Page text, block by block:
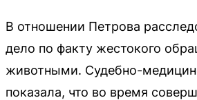
В отношении Петрова
дело по факту жестокого
животными. Судебно-
показала, что во время